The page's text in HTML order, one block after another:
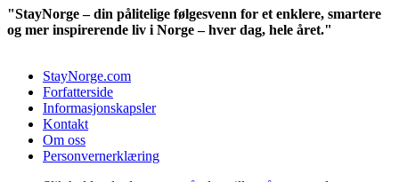
"StayNorge – din pålitelige følgesvenn for et enklere, smartere
og mer inspirerende liv i Norge – hver dag, hele året."
StayNorge.com
Forfatterside
Informasjonskapsler
Kontakt
Om oss
Personvernerklæring